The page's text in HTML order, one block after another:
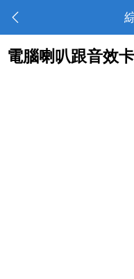
電腦喇叭跟音效